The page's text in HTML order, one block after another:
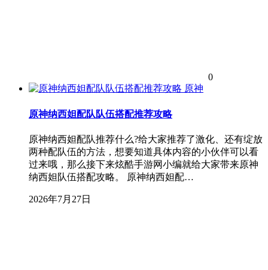
0
原神
原神纳西妲配队队伍搭配推荐攻略
原神纳西妲配队推荐什么?给大家推荐了激化、还有绽放
两种配队伍的方法，想要知道具体内容的小伙伴可以看
过来哦，那么接下来炫酷手游网小编就给大家带来原神
纳西妲队伍搭配攻略。 原神纳西妲配…
2026年7月27日